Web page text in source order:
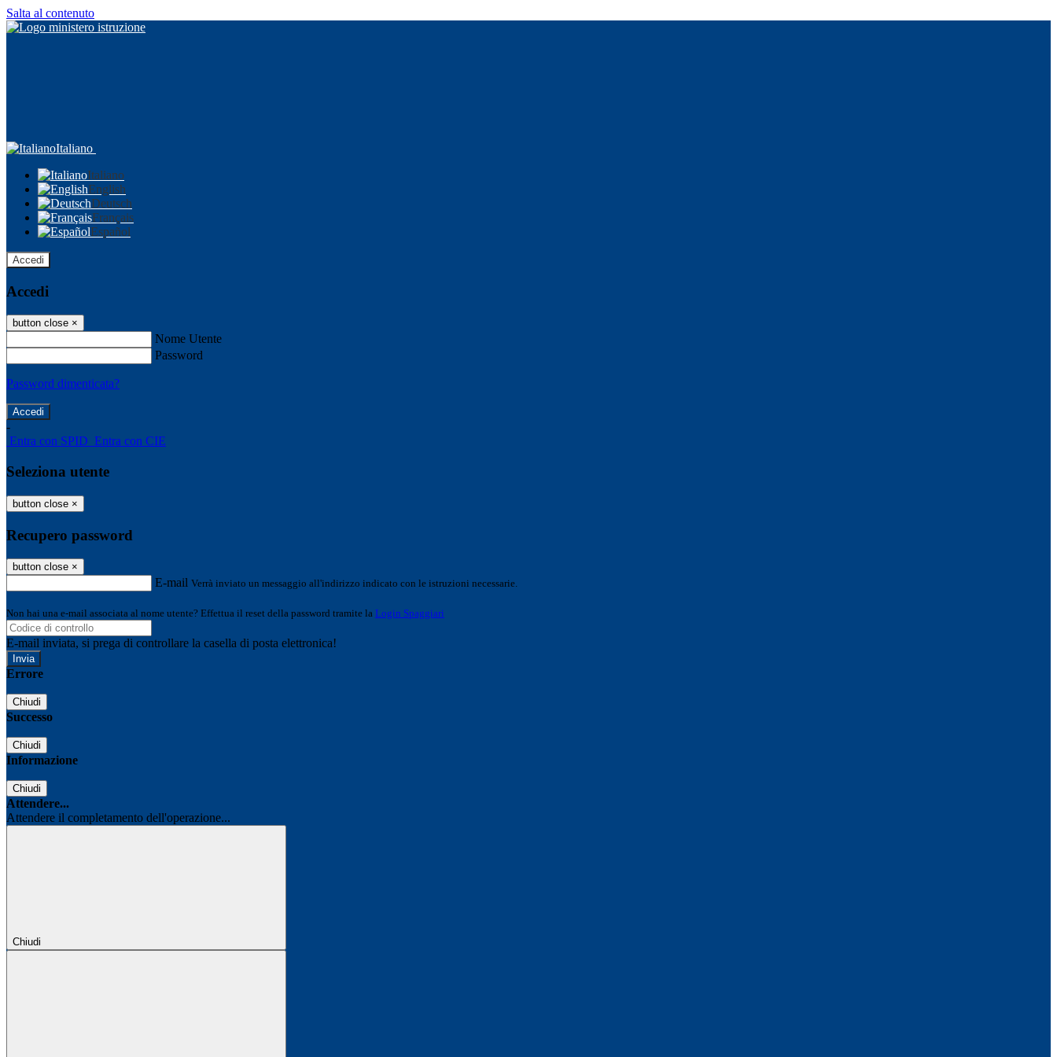
Salta al contenuto
Italiano
Italiano
English
Deutsch
Français
Español
Accedi
Accedi
button close ×
Nome Utente
Password
Password dimenticata?
-
Entra con SPID Entra con CIE
Seleziona utente
button close ×
Recupero password
button close ×
E-mail Verrà inviato un messaggio all'indirizzo indicato con le istruzioni necessarie.
Non hai una e-mail associata al nome utente? Effettua il reset della password tramite la Login Spaggiari
E-mail inviata, si prega di controllare la casella di posta elettronica!
Errore
Chiudi
Successo
Chiudi
Informazione
Chiudi
Attendere...
Attendere il completamento dell'operazione...
Chiudi